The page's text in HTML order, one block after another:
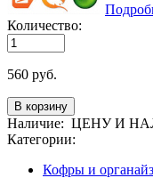
Количество:
560 руб.
Наличие: ЦЕНУ И
Категории:
Кофры и